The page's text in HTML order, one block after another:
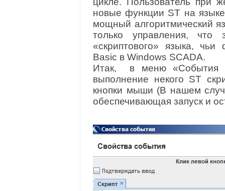
новые функции ST на
мощный алгоритмический
только управления, что
«скриптового» языка,
Basic в Windows SCADA.
Итак, в меню «События
выполнение некого ST
кнопки мыши (В нашем
обеспечивающая запуск и